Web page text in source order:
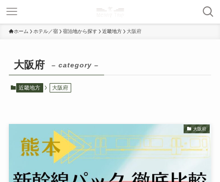
ホーム ホテル／宿 宿泊地から探す 近畿地方 大阪府
大阪府 – category –
近畿地方 大阪府
大阪府